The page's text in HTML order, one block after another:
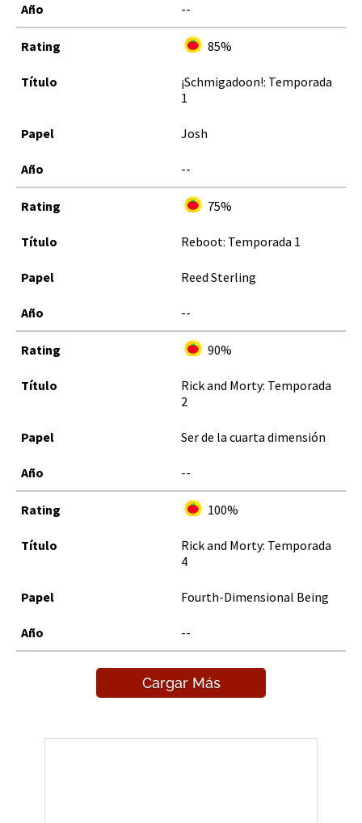
--
85%
¡Schmigadoon!: Temporada
1
Josh
--
75%
Reboot: Temporada 1
Reed Sterling
--
90%
Rick and Morty: Temporada
2
Ser de la cuarta dimensión
--
100%
Rick and Morty: Temporada
4
Fourth-Dimensional Being
--
Cargar Más